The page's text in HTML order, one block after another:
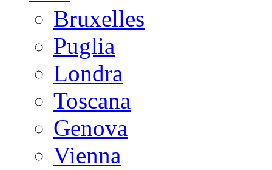
Bruxelles
Puglia
Londra
Toscana
Genova
Vienna